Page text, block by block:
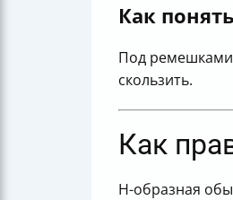
Как
Под ремешками
скользить.
Как
Н-образная